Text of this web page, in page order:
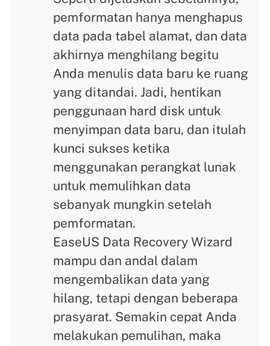
pemformatan hanya menghapus
data pada tabel alamat, dan data
akhirnya menghilang begitu
Anda menulis data baru ke ruang
yang ditandai. Jadi, hentikan
penggunaan hard disk untuk
menyimpan data baru, dan itulah
kunci sukses ketika
menggunakan perangkat lunak
untuk memulihkan data
sebanyak mungkin setelah
pemformatan.
EaseUS Data Recovery Wizard
mampu dan andal dalam
mengembalikan data yang
hilang, tetapi dengan beberapa
prasyarat. Semakin cepat Anda
melakukan pemulihan, maka